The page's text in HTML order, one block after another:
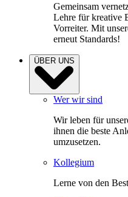
Gemeinsam
Lehre für kreative
Vorreiter. Mit
erneut Standards!
ÜBER UNS
Wer wir sind
Wir leben für
ihnen die beste
umzusetzen.
Kollegium
Lerne von den